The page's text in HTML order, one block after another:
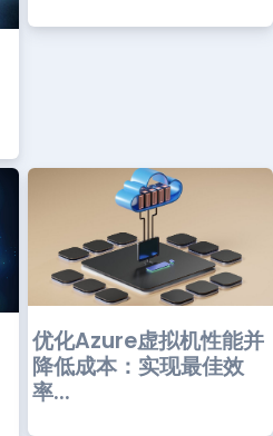
优化Azure虚拟机性能并
降低成本：实现最佳效
率...